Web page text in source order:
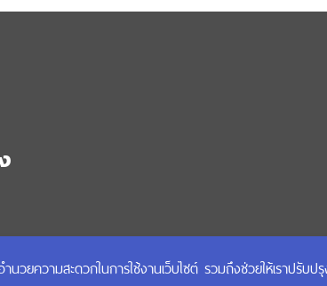
วยความสะดวกในการใช้งานเว็บไซต์ รวมถึงช่วยให้เราปรับป